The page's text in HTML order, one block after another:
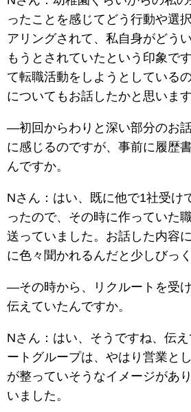
ったことを感じてどう行動や選
アリングされて、私自身がどう
もうとされていたという印象で
て転職活動をしようとしている
についてもお話したかと思います
―初回からわりと深い部分のお
に感じるのですが、事前に履歴
んですか。
Nさん：はい、既に他で1社受け
ったので、その時に作っていた
送っていました。お話した内容
に色々聞かれるんだと少しびっ
―その時から、リクルートを受
伝えていたんですか。
Nさん：はい、そうですね、伝
ートグループは、やはり営業と
が整っていそうなイメージがあ
いました。